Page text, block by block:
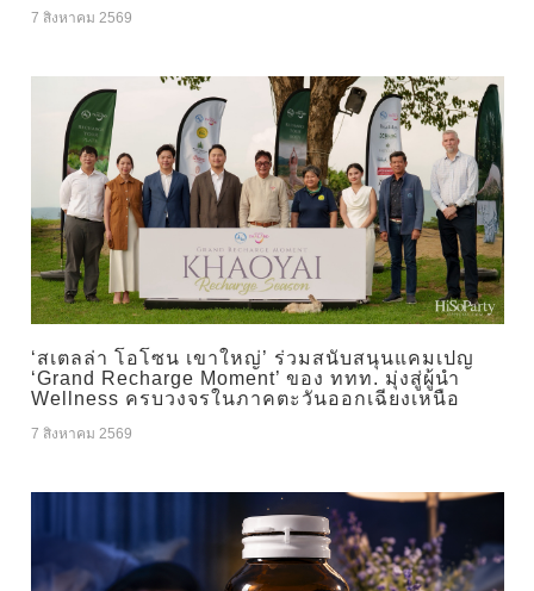
7 สิงหาคม 2569
‘สเตลล่า โอโซน เขาใหญ่’ ร่วมสนับสนุนแคมเปญ
‘Grand Recharge Moment’ ของ ททท. มุ่งสู่ผู้นำ
Wellness ครบวงจรในภาคตะวันออกเฉียงเหนือ
7 สิงหาคม 2569